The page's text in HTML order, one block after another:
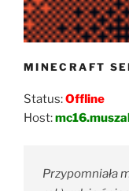
MINECRAFT
Status:Offline
Host:
Przypomniała